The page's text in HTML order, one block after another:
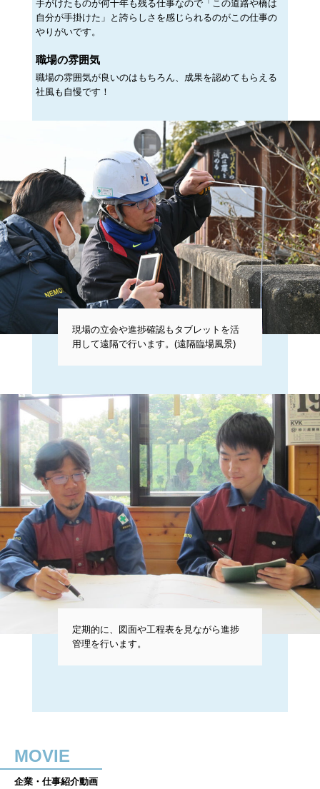
手がけたものが何十年も残る仕事なので「この道路や橋は
自分が手掛けた」と誇らしさを感じられるのがこの仕事の
やりがいです。
職場の雰囲気
職場の雰囲気が良いのはもちろん、成果を認めてもらえる
社風も自慢です！
現場の立会や進捗確認もタブレットを活
用して遠隔で行います。(遠隔臨場風景)
定期的に、図面や工程表を見ながら進捗
管理を行います。
MOVIE
企業・仕事紹介動画